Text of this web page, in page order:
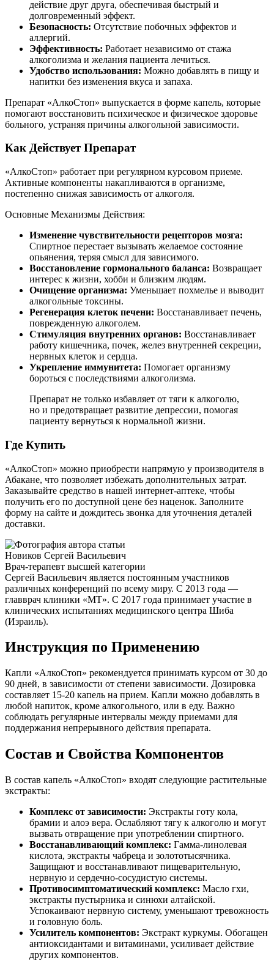
действие друг друга, обеспечивая быстрый и
долговременный эффект.
Безопасность: Отсутствие побочных эффектов и
аллергий.
Эффективность: Работает независимо от стажа
алкоголизма и желания пациента лечиться.
Удобство использования: Можно добавлять в пищу и
напитки без изменения вкуса и запаха.
Препарат «АлкоСтоп» выпускается в форме капель, которые
помогают восстановить психическое и физическое здоровье
больного, устраняя причины алкогольной зависимости.
Как Действует Препарат
«АлкоСтоп» работает при регулярном курсовом приеме.
Активные компоненты накапливаются в организме,
постепенно снижая зависимость от алкоголя.
Основные Механизмы Действия:
Изменение чувствительности рецепторов мозга:
Спиртное перестает вызывать желаемое состояние
опьянения, теряя смысл для зависимого.
Восстановление гормонального баланса: Возвращает
интерес к жизни, хобби и близким людям.
Очищение организма: Уменьшает похмелье и выводит
алкогольные токсины.
Регенерация клеток печени: Восстанавливает печень,
поврежденную алкоголем.
Стимуляция внутренних органов: Восстанавливает
работу кишечника, почек, желез внутренней секреции,
нервных клеток и сердца.
Укрепление иммунитета: Помогает организму
бороться с последствиями алкоголизма.
Препарат не только избавляет от тяги к алкоголю,
но и предотвращает развитие депрессии, помогая
пациенту вернуться к нормальной жизни.
Где Купить
«АлкоСтоп» можно приобрести напрямую у производителя в
Абакане, что позволяет избежать дополнительных затрат.
Заказывайте средство в нашей интернет-аптеке, чтобы
получить его по доступной цене без наценок. Заполните
форму на сайте и дождитесь звонка для уточнения деталей
доставки.
Новиков Сергей Васильевич
Врач-терапевт высшей категории
Сергей Васильевич является постоянным участников
различных конференций по всему миру. С 2013 года —
главврач клиники «МТ». С 2017 года принимает участие в
клинических испытаниях медицинского центра Шиба
(Израиль).
Инструкция по Применению
Капли «АлкоСтоп» рекомендуется принимать курсом от 30 до
90 дней, в зависимости от степени зависимости. Дозировка
составляет 15-20 капель на прием. Капли можно добавлять в
любой напиток, кроме алкогольного, или в еду. Важно
соблюдать регулярные интервалы между приемами для
поддержания непрерывного действия препарата.
Состав и Свойства Компонентов
В состав капель «АлкоСтоп» входят следующие растительные
экстракты:
Комплекс от зависимости: Экстракты готу кола,
брамии и алоэ вера. Ослабляют тягу к алкоголю и могут
вызвать отвращение при употреблении спиртного.
Восстанавливающий комплекс: Гамма-линолевая
кислота, экстракты чабреца и золототысячника.
Защищают и восстанавливают пищеварительную,
нервную и сердечно-сосудистую системы.
Противосимптоматический комплекс: Масло гхи,
экстракты пустырника и синюхи алтайской.
Успокаивают нервную систему, уменьшают тревожность
и головную боль.
Усилитель компонентов: Экстракт куркумы. Обогащен
антиоксидантами и витаминами, усиливает действие
других компонентов.